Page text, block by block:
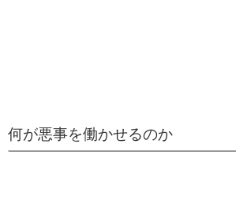
何が悪事を働かせるのか